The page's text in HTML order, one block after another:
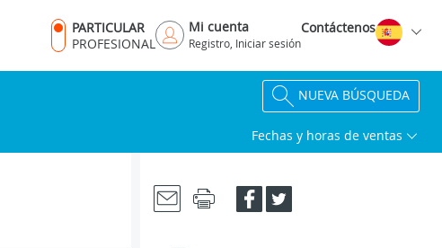
PARTICULAR
PROFESIONAL
Mi cuenta
Registro, Iniciar sesión
Contáctenos
NUEVA BÚSQUEDA
Fechas y horas de ventas